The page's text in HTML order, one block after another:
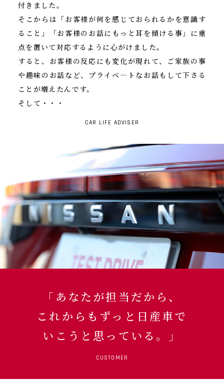
付きました。
そこからは「お客様が何を感じておられるかを意識す
ること」「お客様のお話にもっと耳を傾ける事」に重
点を置いて対応するように心がけました。
すると、お客様の反応にも変化が現れて、ご家族の事
や趣味のお話など、プライベ―トなお話もして下さる
ことが増えたんです。
そして・・・
CAR LIFE ADVISER
「あなたが担当だから、
これからもずっと日産車で
いこうと思っている。」
CUSTOMER